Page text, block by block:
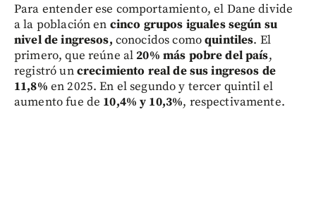
Para entender ese comportamiento, el Dane divide
a la población en cinco grupos iguales según su
nivel de ingresos, conocidos comoquintiles. El
primero, que reúne al20% más pobre del país,
registró uncrecimiento real de sus ingresos de
11,8% en 2025. En el segundo y tercer quintil el
aumento fue de 10,4% y 10,3%, respectivamente.